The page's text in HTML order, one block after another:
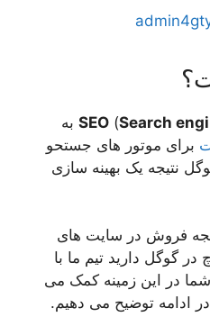
SEO (Search
) به
برای موتور های جستحو
نتیجه یک بهینه سازی
فروش در سایت های
گوگل دارید تیم ما با
در این زمینه کمک می
ادامه توضیح می دهیم.